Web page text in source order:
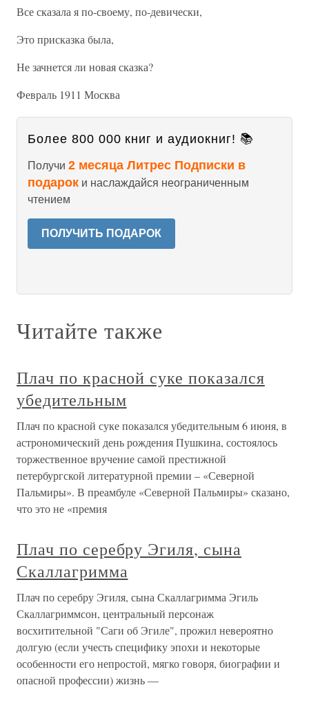
Все сказала я по-своему, по-девически,
Это присказка была,
Не зачнется ли новая сказка?
Февраль 1911 Москва
Более 800 000 книг и аудиокниг! 📚
Получи 2 месяца Литрес Подписки в
подарок и наслаждайся неограниченным
чтением
ПОЛУЧИТЬ ПОДАРОК
Читайте также
Плач по красной суке показался
убедительным
Плач по красной суке показался убедительным 6 июня, в
астрономический день рождения Пушкина, состоялось
торжественное вручение самой престижной
петербургской литературной премии – «Северной
Пальмиры». В преамбуле «Северной Пальмиры» сказано,
что это не «премия
Плач по серебру Эгиля, сына
Скаллагримма
Плач по серебру Эгиля, сына Скаллагримма Эгиль
Скаллагриммсон, центральный персонаж
восхитительной "Саги об Эгиле", прожил невероятно
долгую (если учесть специфику эпохи и некоторые
особенности его непростой, мягко говоря, биографии и
опасной профессии) жизнь —